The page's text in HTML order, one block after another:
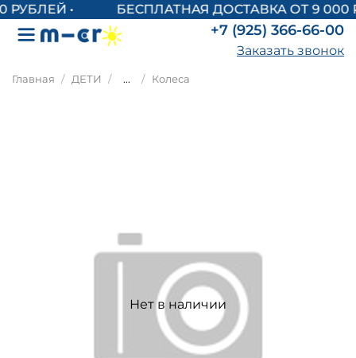
БЕСПЛАТНАЯ ДОСТАВКА ОТ 9 000
+7 (925) 366-66-00
Заказать звонок
Главная ДЕТИ ... Колеса
Нет в наличии